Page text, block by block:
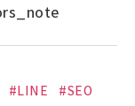
#LINE #SEO